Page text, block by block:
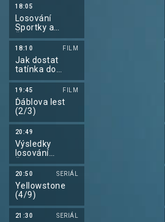
18:05
Losování
Sportky a
Šance
18:10 FILM
Jak dostat
tatínka do
polepšovny
19:45 FILM
Ďáblova lest
(2/3)
20:49
Výsledky
losování
Šťastných 10
20:50 SERIÁL
Yellowstone
(4/9)
21:30 SERIÁL